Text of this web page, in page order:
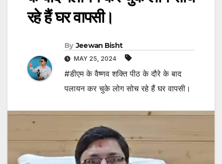
रहे हैं घर वापसी।
By Jeewan Bisht
MAY 25, 2024
#डीएम के वैष्णव शक्ति पीठ के दौरे के बाद
पलायन कर चुके लोग सोच रहे हैं घर वापसी।